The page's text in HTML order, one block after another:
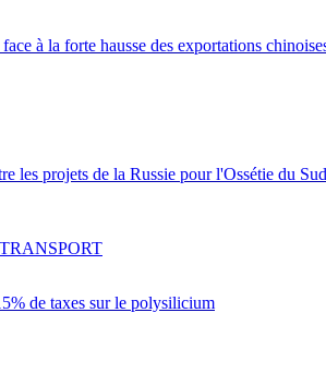
à la forte hausse des exportations
les projets de la Russie pour l'Ossétie du Sud
de taxes sur le polysilicium